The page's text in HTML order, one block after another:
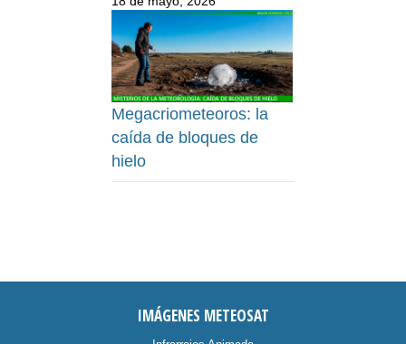
Megacriometeoros: la
caída de bloques de
hielo
IMÁGENES METEOSAT